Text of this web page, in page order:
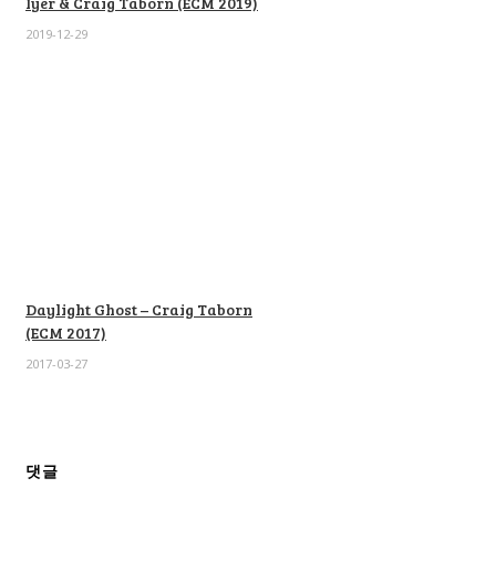
2019-12-29
Daylight Ghost – Craig Taborn
(ECM 2017)
2017-03-27
댓글